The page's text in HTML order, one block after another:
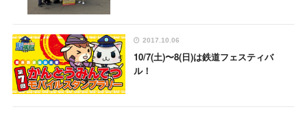
2017.10.06
10/7(土)〜8(日)は鉄道フェスティバ
ル！